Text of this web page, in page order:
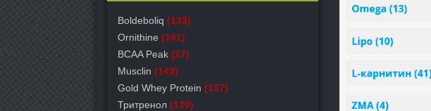
Boldeboliq (133)
Ornithine (141)
BCAA Peak (27)
Musclin (143)
Gold Whey Protein (137)
Тритренол (130)